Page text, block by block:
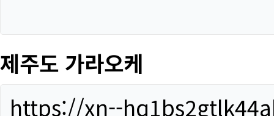
제주도 가라오케
https://xn--